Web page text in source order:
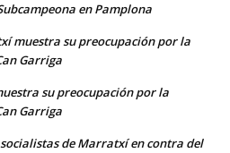
en Pamplona
muestra su preocupación por la
Garriga
su preocupación por la
Garriga
socialistas de Marratxí en contra del